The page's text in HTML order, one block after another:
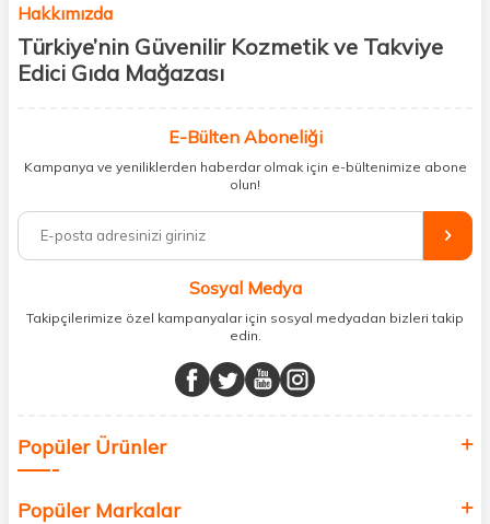
Hakkımızda
Türkiye’nin Güvenilir Kozmetik ve Takviye
Edici Gıda Mağazası
kişisel bakım hem de takviye edici gıda ürünlerini sizlerle
buluşturuyoruz. Artık mağaza mağaza dolaşmanıza gerek yok;
ihtiyacınız olan her şeyi tek bir çatı altında topluyor ve kapınıza kadar
%100 orijinal kozmetik ve sağlık ürünleriyle güzelliğinizi tamamlayabilir,
vücudunuzu desteklemek için güvenilir takviye edici gıdalara
minerallere kadar binlerce ürünü uygun fiyat ve hızlı kargo avantajıyla
sunuyoruz.
buluşturuyor ve online alışveriş deneyiminizi en iyi hale getiriyoruz.
Sağlık, güzellik ve iyi yaşam için aradığınız her şey burada!
değer katmak için bize katılın!
E-Bülten Aboneliği
Kampanya ve yeniliklerden haberdar olmak için e-bültenimize abone
olun!
Sosyal Medya
Takipçilerimize özel kampanyalar için sosyal medyadan bizleri takip
edin.
Popüler Ürünler
Popüler Markalar